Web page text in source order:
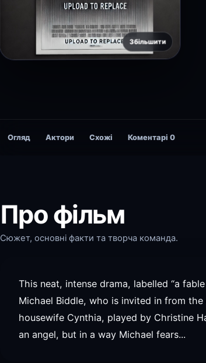
Збільшити
Огляд Актори Схожі Коментарі 0
Про фільм
Сюжет, основні факти та творча команда.
This neat, intense drama, labelled “a
Michael Biddle, who is invited in from
housewife Cynthia, played by Christine
an angel, but in a way Michael fears...